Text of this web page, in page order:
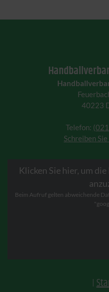
40223
Telefon:
Schreiben
Klicken Sie hier, um
Beim Aufruf gelten abweichende